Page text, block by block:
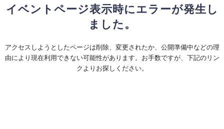
イベントページ表示時にエラーが発生し
ました。
アクセスしようとしたページは削除、変更されたか、公開準備中などの理
由により現在利用できない可能性があります。お手数ですが、下記のリン
クよりお探しください。